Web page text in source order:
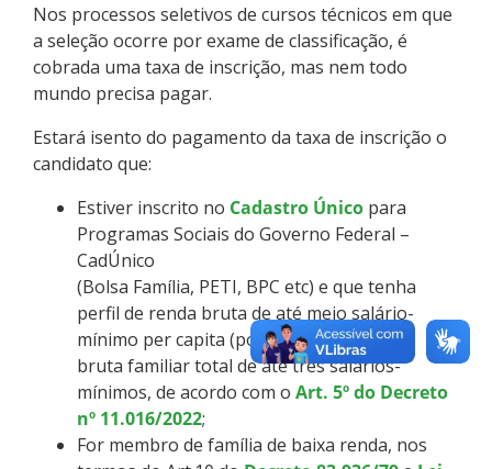
Nos processos seletivos de cursos técnicos em que
a seleção ocorre por exame de classificação, é
cobrada uma taxa de inscrição, mas nem todo
mundo precisa pagar.
Estará isento do pagamento da taxa de inscrição o
candidato que:
Estiver inscrito no Cadastro Único para
Programas Sociais do Governo Federal –
CadÚnico
(Bolsa Família, PETI, BPC etc) e que tenha
perfil de renda bruta de até meio salário-
mínimo per capita (por pessoa) ou renda
bruta familiar total de até três salários-
mínimos, de acordo com o Art. 5º do Decreto
nº 11.016/2022;
For membro de família de baixa renda, nos